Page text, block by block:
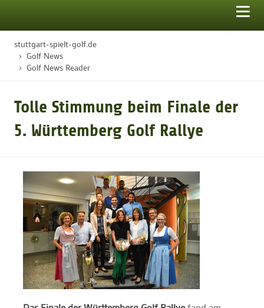
STARTSEITE
GOLFTURNIERE
GOLFEINSTEIGER
GOLFHOTELS
stuttgart-spielt-golf.de
Golf News
Golf News Reader
Tolle Stimmung beim Finale der
5. Württemberg Golf Rallye